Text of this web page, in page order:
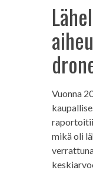
Vuonna
mikä oli